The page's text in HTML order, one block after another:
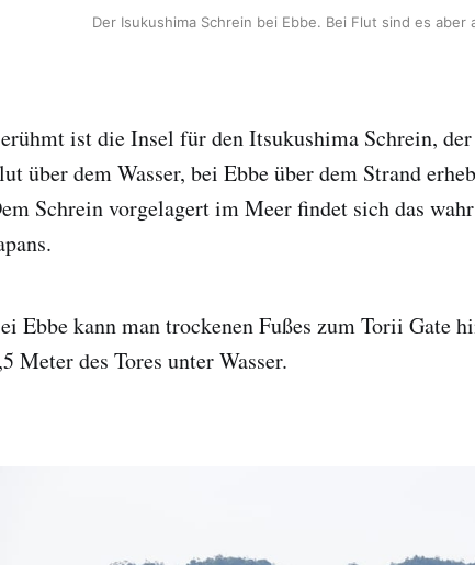
Der Isukushima Schrein bei Ebbe. Bei Flut sind es aber
ist die Insel für den Itsukushima Schrein,
über dem Wasser, bei Ebbe über dem Strand
Schrein vorgelagert im Meer findet sich das
Ebbe kann man trockenen Fußes zum Torii Gate
Meter des Tores unter Wasser.